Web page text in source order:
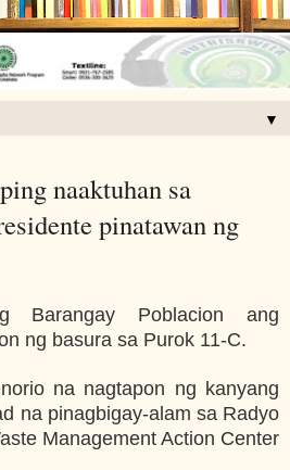
▼
naaktuhan sa
pinatawan ng
Barangay Poblacion ang
ng basura sa Purok 11-C.
na nagtapon ng kanyang
na pinagbigay-alam sa Radyo
Management Action Center